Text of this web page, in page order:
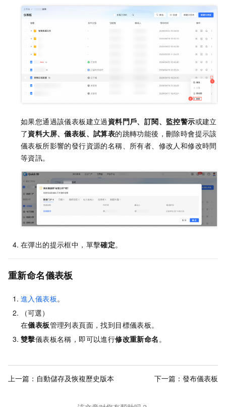
如果您通過該儀表板建立過資料門戶、訂閱、監控警示或建立
了資料大屏、儀表板、試算表的跳轉功能後，刪除時會提示該
儀表板所影響的發行資源的名稱、所有者、修改人和修改時間
等資訊。
在彈出的提示框中，單擊確定。
重新命名儀表板
進入儀表板。
（可選）
在儀表板管理列表頁面，找到目標儀表板。
雙擊儀表板名稱，即可以進行修改重新命名。
上一篇： 自動儲存及恢複歷史版本 下一篇： 發布儀表板